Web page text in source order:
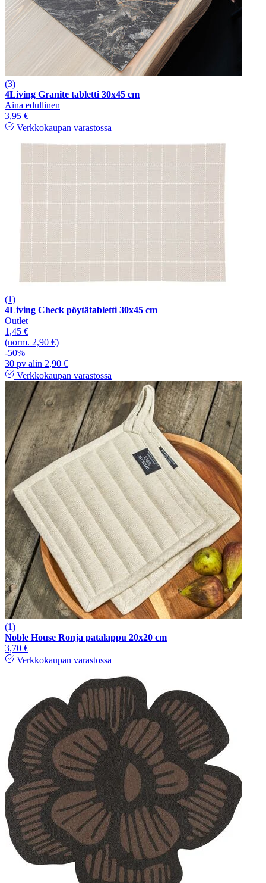
(3)
4Living Granite tabletti 30x45 cm
Aina edullinen
3,95 €
Verkkokaupan varastossa
(1)
4Living Check pöytätabletti 30x45 cm
Outlet
1,45 €
(norm. 2,90 €)
-50%
30 pv alin 2,90 €
Verkkokaupan varastossa
(1)
Noble House Ronja patalappu 20x20 cm
3,70 €
Verkkokaupan varastossa